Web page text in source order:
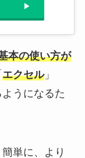
本の使い方が
エクセル」
うになるた
単に、より